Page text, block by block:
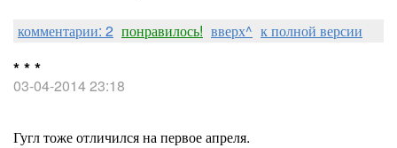
комментарии: 2 понравилось! вверх^ к полной версии
* * *
03-04-2014 23:18
Гугл тоже отличился на первое апреля.